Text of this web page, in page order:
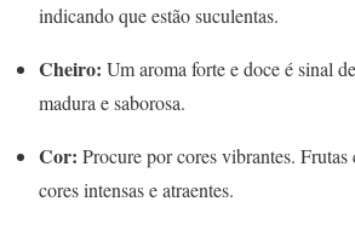
indicando que estão suculentas.
Cheiro: Um aroma forte e doce é sinal
madura e saborosa.
Cor: Procure por cores vibrantes.
cores intensas e atraentes.